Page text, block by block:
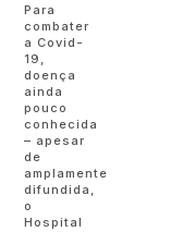
Para
combater
a Covid-
19,
doença
ainda
pouco
conhecida
– apesar
de
amplamente
difundida,
o
Hospital